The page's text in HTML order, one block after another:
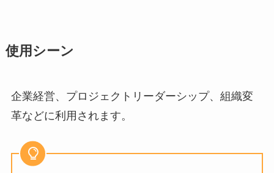
使用シーン
企業経営、プロジェクトリーダーシップ、組織変
革などに利用されます。